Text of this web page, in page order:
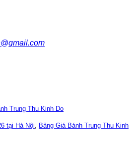
Trung Thu Kinh Do
tại Hà Nội
Bảng Giá Bánh Trung Thu Kinh